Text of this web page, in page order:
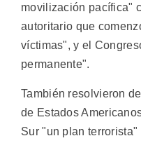
movilización pacífica"
autoritario que
víctimas", y el
permanente".
También resolvieron
de Estados
Sur "un plan